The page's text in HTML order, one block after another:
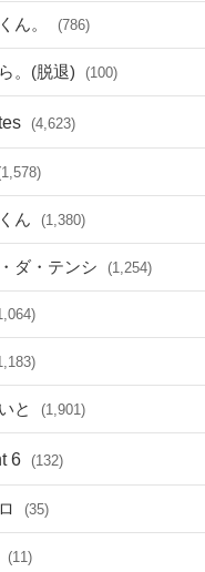
ん。 (786)
。(脱退) (100)
(4,623)
ん (1,380)
ダ・テンシ (1,254)
と (1,901)
6 (132)
(35)
(11)